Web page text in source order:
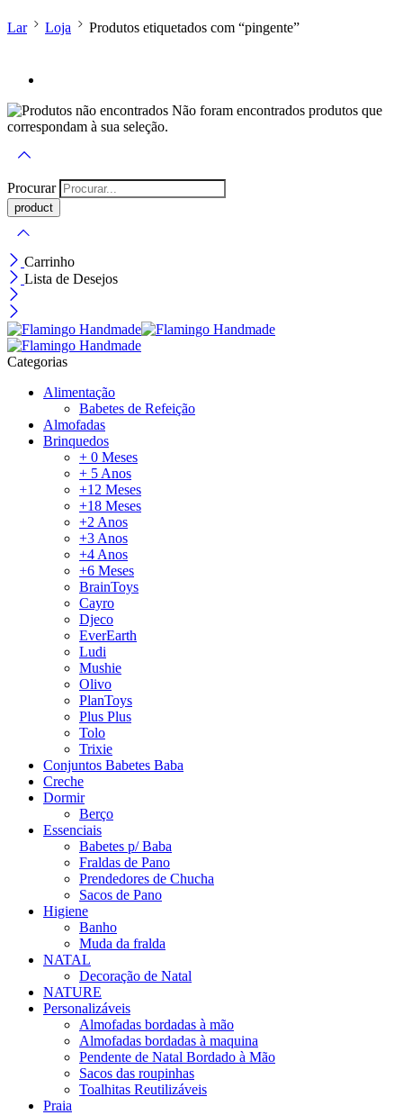
Lar Loja Produtos etiquetados com “pingente”
Não foram encontrados produtos que
correspondam à sua seleção.
Procurar
Carrinho
Lista de Desejos
Categorias
Alimentação
Babetes de Refeição
Almofadas
Brinquedos
+ 0 Meses
+ 5 Anos
+12 Meses
+18 Meses
+2 Anos
+3 Anos
+4 Anos
+6 Meses
BrainToys
Cayro
Djeco
EverEarth
Ludi
Mushie
Olivo
PlanToys
Plus Plus
Tolo
Trixie
Conjuntos Babetes Baba
Creche
Dormir
Berço
Essenciais
Babetes p/ Baba
Fraldas de Pano
Prendedores de Chucha
Sacos de Pano
Higiene
Banho
Muda da fralda
NATAL
Decoração de Natal
NATURE
Personalizáveis
Almofadas bordadas à mão
Almofadas bordadas à maquina
Pendente de Natal Bordado à Mão
Sacos das roupinhas
Toalhitas Reutilizáveis
Praia